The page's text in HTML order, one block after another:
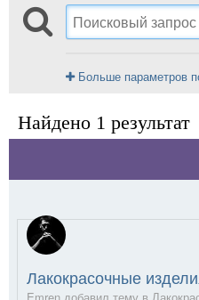
Больше параметров
Найдено 1 результат
Лакокрасочные